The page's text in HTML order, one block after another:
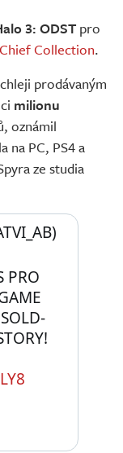
3: ODST pro
Collection.
prodávaným
milionu
oznámil
na PC, PS4 a
ze studia
PRO